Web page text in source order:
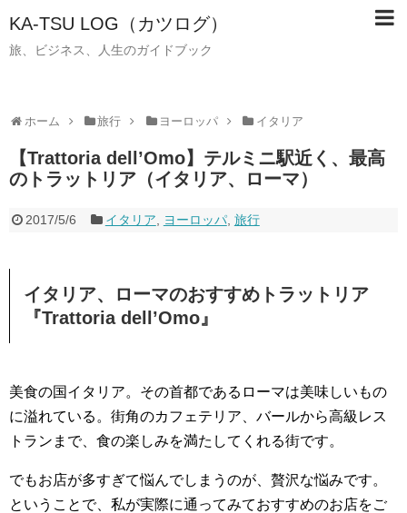
KA-TSU LOG（カツログ）
旅、ビジネス、人生のガイドブック
ホーム 旅行 ヨーロッパ イタリア
【Trattoria dell’Omo】テルミニ駅近く、最高
のトラットリア（イタリア、ローマ）
2017/5/6 イタリア ヨーロッパ, 旅行
イタリア、ローマのおすすめトラットリア
『Trattoria dell’Omo』
美食の国イタリア。その首都であるローマは美味しいもの
に溢れている。街角のカフェテリア、バールから高級レス
トランまで、食の楽しみを満たしてくれる街です。
でもお店が多すぎて悩んでしまうのが、贅沢な悩みです。
ということで、私が実際に通ってみておすすめのお店をご